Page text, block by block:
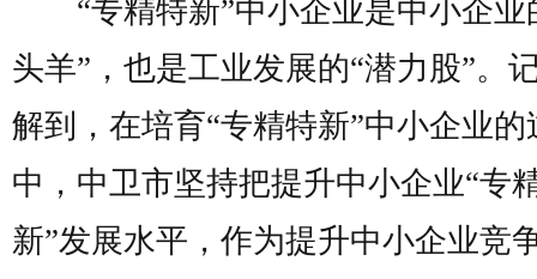
“专精特新”中小企业是中小企业
头羊”，也是工业发展的“潜力股”。
解到，在培育“专精特新”中小企业的
中，中卫市坚持把提升中小企业“专
新”发展水平，作为提升中小企业竞